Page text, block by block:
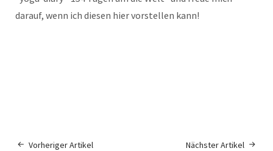
darauf, wenn ich diesen hier vorstellen kann!
Vorheriger Artikel Nächster Artikel